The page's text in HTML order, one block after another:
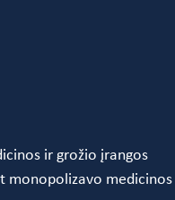
ir grožio įrangos
monopolizavo medicinos